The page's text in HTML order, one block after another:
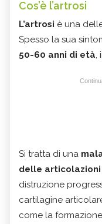
Cos’è l’artrosi
L’artrosi è una
Spesso la sua
50-60 anni di età,
Si tratta di una
delle articolazioni
distruzione
cartilagine
come la